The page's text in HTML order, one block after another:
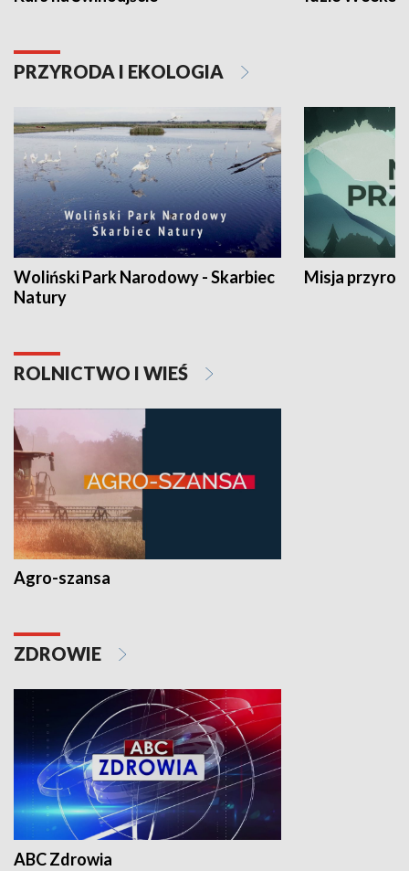
PRZYRODA I EKOLOGIA
Woliński Park Narodowy - Skarbiec
Natury
Misja
ROLNICTWO I WIEŚ
Agro-szansa
ZDROWIE
ABC Zdrowia